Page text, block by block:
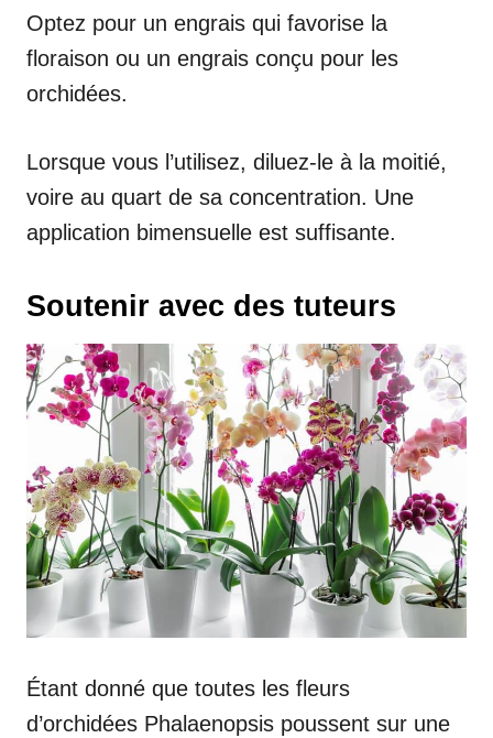
Optez pour un engrais qui favorise la
floraison ou un engrais conçu pour les
orchidées.
Lorsque vous l’utilisez, diluez-le à la moitié,
voire au quart de sa concentration. Une
application bimensuelle est suffisante.
Soutenir avec des tuteurs
Étant donné que toutes les fleurs
d’orchidées Phalaenopsis poussent sur une